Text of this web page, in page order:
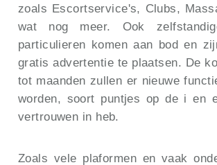
zoals Escortservice's, Clubs,
wat nog meer. Ook
particulieren komen aan bod en
gratis advertentie te plaatsen. De
tot maanden zullen er nieuwe
worden, soort puntjes op de i en
vertrouwen in heb.
Zoals vele plaformen en vaak